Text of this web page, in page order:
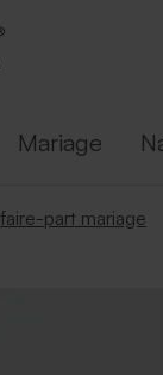
Mariage
faire-part mariage